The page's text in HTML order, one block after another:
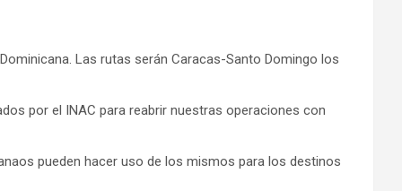
Las rutas serán Caracas-Santo Domingo los
por el INAC para reabrir nuestras operaciones con
pueden hacer uso de los mismos para los destinos